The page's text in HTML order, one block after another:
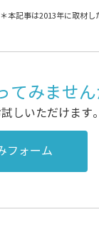
＊本記事は2013年に取材し
てみません
しいただけます。
フォーム